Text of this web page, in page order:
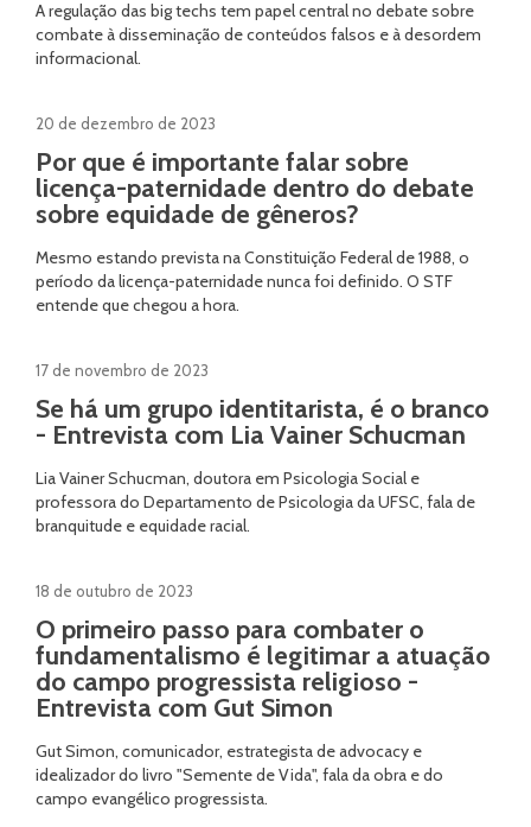
A regulação das big techs tem papel central no debate sobre
combate à disseminação de conteúdos falsos e à desordem
informacional.
20 de dezembro de 2023
Por que é importante falar sobre
licença-paternidade dentro do debate
sobre equidade de gêneros?
Mesmo estando prevista na Constituição Federal de 1988, o
período da licença-paternidade nunca foi definido. O STF
entende que chegou a hora.
17 de novembro de 2023
Se há um grupo identitarista, é o branco
- Entrevista com Lia Vainer Schucman
Lia Vainer Schucman, doutora em Psicologia Social e
professora do Departamento de Psicologia da UFSC, fala de
branquitude e equidade racial.
18 de outubro de 2023
O primeiro passo para combater o
fundamentalismo é legitimar a atuação
do campo progressista religioso -
Entrevista com Gut Simon
Gut Simon, comunicador, estrategista de advocacy e
idealizador do livro "Semente de Vida", fala da obra e do
campo evangélico progressista.